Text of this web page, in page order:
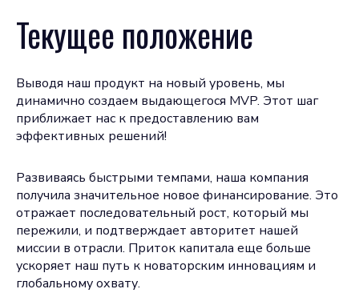
Текущее положение
Выводя наш продукт на новый уровень, мы
динамично создаем выдающегося MVP. Этот шаг
приближает нас к предоставлению вам
эффективных решений!
Развиваясь быстрыми темпами, наша компания
получила значительное новое финансирование. Это
отражает последовательный рост, который мы
пережили, и подтверждает авторитет нашей
миссии в отрасли. Приток капитала еще больше
ускоряет наш путь к новаторским инновациям и
глобальному охвату.